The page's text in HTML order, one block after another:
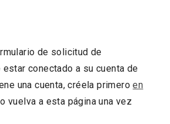
de solicitud de
conectado a su cuenta de
una cuenta, créela primeroen
vuelva a esta página una vez